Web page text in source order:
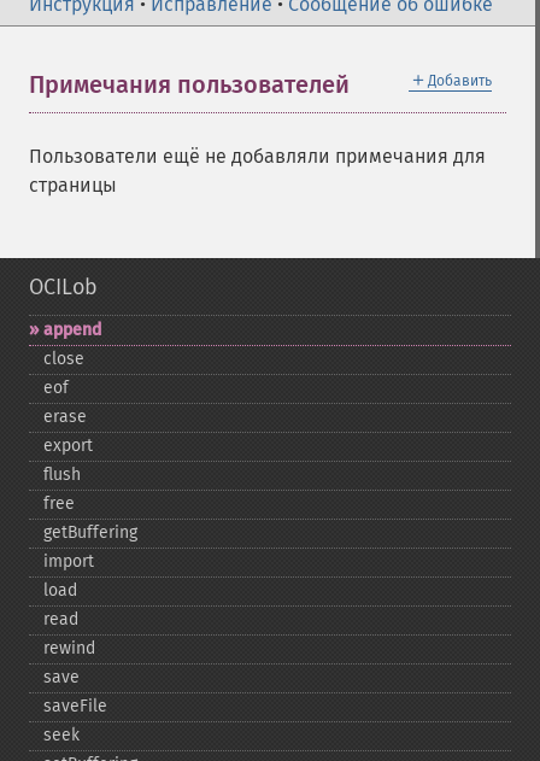
＋ Добавить
Примечания пользователей
Пользователи ещё не добавляли примечания для
страницы
OCILob
append
close
eof
erase
export
flush
free
getBuffering
import
load
read
rewind
save
saveFile
seek